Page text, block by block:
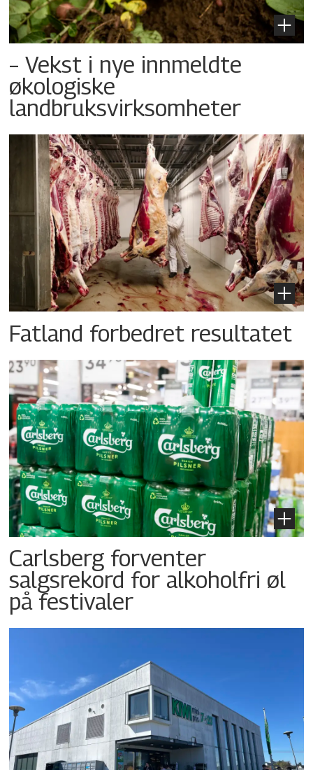
– Vekst i nye innmeldte
økologiske
landbruksvirksomheter
Fatland forbedret resultatet
Carlsberg forventer
salgsrekord for alkoholfri øl
på festivaler